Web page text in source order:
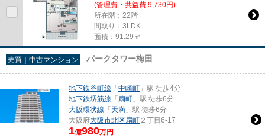
(管理費・共益費 9,730円)
所在階：22階
間取り：3LDK
面積：91.29㎡
売買｜中古マンション パークタワー梅田
地下鉄谷町線 「 中崎町 」駅 徒歩4分
地下鉄堺筋線 「 扇町 」駅 徒歩6分
大阪環状線 「 天満 」駅 徒歩6分
大阪府大阪市北区扇町 ２丁目6-17
1億980万円